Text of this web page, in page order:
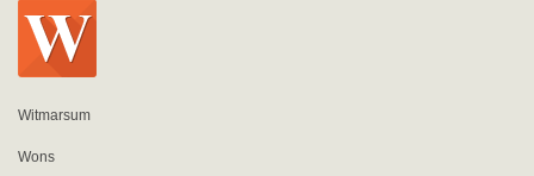
Witmarsum
Wons